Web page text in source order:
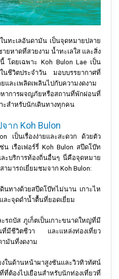
ทะเลอันดามัน เป็นจุดหมายปลาย
ยหาดที่สวยงาม น้ำทะเลใส และสิ่ง
โดยเฉพาะ Koh Bulon Lae เป็น
นชีวิตประจำวัน มอบบรรยากาศที่
และเพลิดเพลินไปกับความงดงาม
าการผจญภัยหรือสถานที่พักผ่อนที่
ะสำหรับนักเดินทางทุกคน
ก Koh Bulon
เป็นเรื่องง่ายและสะดวก ด้วยตัว
น เรือเฟอร์รี่ Koh Bulon สปีดโบ๊ท
ะบริการท้องถิ่นอื่นๆ นี่คือจุดหมาย
มารถเยี่ยมชมจาก Koh Bulon:
ดินทางด้วยสปีดโบ๊ทไม่นาน เกาะไห
ละจุดดำน้ำตื้นที่ยอดเยี่ยม
ะรถบัส ภูเก็ตเป็นเกาะขนาดใหญ่ที่มี
มีชีวิตชีวา และแหล่งท่องเที่ยว
ามันที่งดงาม
งในด้านหน้าผาสูงชันและวิวทิวทัศน์
องไปเยือนสำหรับนักท่องเที่ยวที่